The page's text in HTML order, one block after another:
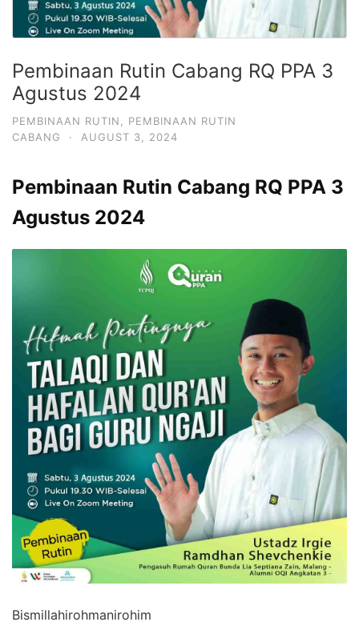
Pembinaan Rutin Cabang RQ PPA 3
Agustus 2024
PEMBINAAN RUTIN
PEMBINAAN RUTIN
CABANG
· AUGUST 3, 2024
Pembinaan Rutin Cabang RQ PPA 3
Agustus 2024
Bismillahirohmanirohim